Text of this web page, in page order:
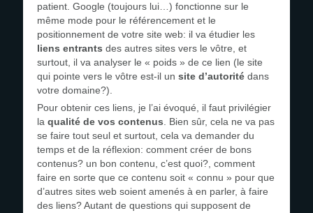
patient. Google (toujours lui…) fonctionne sur le
même mode pour le référencement et le
positionnement de votre site web: il va étudier les
liens entrants des autres sites vers le vôtre, et
surtout, il va analyser le « poids » de ce lien (le site
qui pointe vers le vôtre est-il un site d’autorité dans
votre domaine?).
Pour obtenir ces liens, je l’ai évoqué, il faut privilégier
la qualité de vos contenus . Bien sûr, cela ne va pas
se faire tout seul et surtout, cela va demander du
temps et de la réflexion: comment créer de bons
contenus? un bon contenu, c’est quoi?, comment
faire en sorte que ce contenu soit « connu » pour que
d’autres sites web soient amenés à en parler, à faire
des liens? Autant de questions qui supposent de